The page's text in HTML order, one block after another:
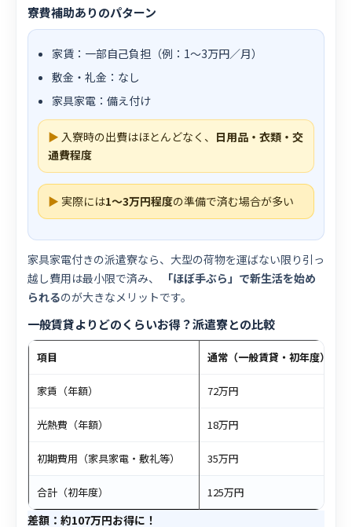
寮費補助ありのパターン
家賃：一部自己負担（例：1〜3万円／月）
敷金・礼金：なし
家具家電：備え付け
▶ 入寮時の出費はほとんどなく、 日用品・衣類・交
通費程度
▶ 実際には1〜3万円程度の準備で済む場合が多い
家具家電付きの派遣寮なら、大型の荷物を運ばない限り引っ
越し費用は最小限で済み、
「ほぼ手ぶら」で新生活を始め
られるのが大きなメリットです。
一般賃貸よりどのくらいお得？派遣寮との比較
項目 通常（一般賃貸・初年度）
家賃（年額） 72万円
光熱費（年額） 18万円
初期費用（家具家電・敷礼等） 35万円
合計（初年度） 125万円
差額：約107万円お得に！